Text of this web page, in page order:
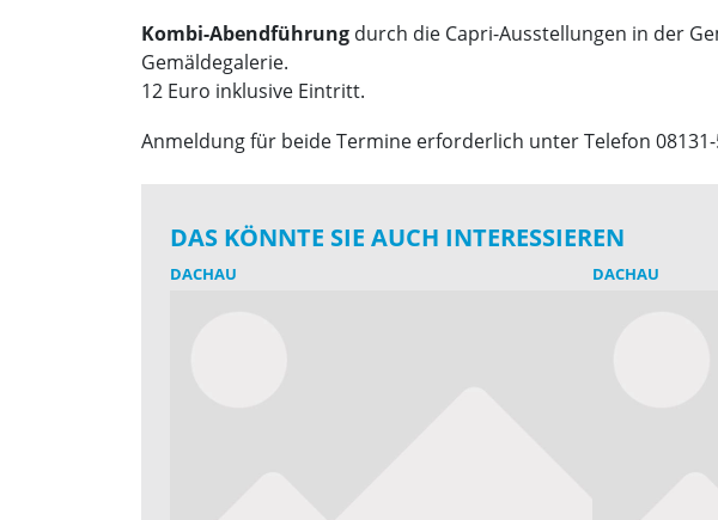
Kombi-Abendführung durch die Capri-Ausstellungen in der
Gemäldegalerie.
12 Euro inklusive Eintritt.
Anmeldung für beide Termine erforderlich unter Telefon
DAS KÖNNTE SIE AUCH INTERESSIEREN
DACHAU DACHAU